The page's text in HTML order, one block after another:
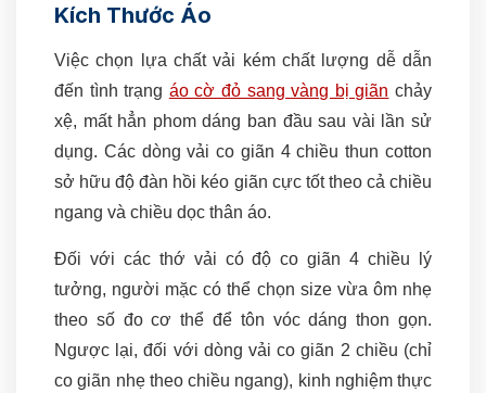
Kích Thước Áo
Việc chọn lựa chất vải kém chất lượng dễ dẫn
đến tình trạng áo cờ đỏ sang vàng bị giãn chảy
xệ, mất hẳn phom dáng ban đầu sau vài lần sử
dụng. Các dòng vải co giãn 4 chiều thun cotton
sở hữu độ đàn hồi kéo giãn cực tốt theo cả chiều
ngang và chiều dọc thân áo.
Đối với các thớ vải có độ co giãn 4 chiều lý
tưởng, người mặc có thể chọn size vừa ôm nhẹ
theo số đo cơ thể để tôn vóc dáng thon gọn.
Ngược lại, đối với dòng vải co giãn 2 chiều (chỉ
co giãn nhẹ theo chiều ngang), kinh nghiệm thực